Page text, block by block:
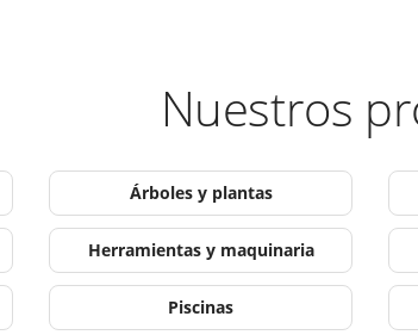
Nuestros
Árboles y plantas
Herramientas y maquinaria
Piscinas